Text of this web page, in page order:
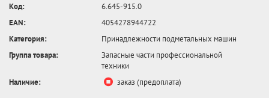
Код:
6.645-915.0
EAN:
4054278944722
Категория:
Принадлежности подметальных машин
Группа товара:
Запасные части профессиональной
техники
Наличие:
заказ (предоплата)